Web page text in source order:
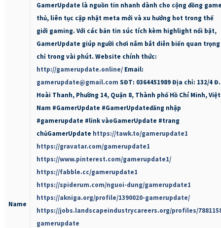
Name
GamerUpdate là nguồn tin nhanh dành cho cộng đồng
thủ, liên tục cập nhật meta mới và xu hướng hot trong thế
giới gaming. Với các bản tin súc tích kèm highlight nổi bật,
GamerUpdate giúp người chơi nắm bắt diễn biến quan trọng
chỉ trong vài phút. Website chính thức:
http://gamerupdate.online/ Email:
gamerupdate@gmail.com SĐT: 0364451989 Địa chỉ: 132/4 Đ.
Hoài Thanh, Phường 14, Quận 8, Thành phố Hồ Chí Minh, Việt
Nam #GamerUpdate #GamerUpdateđăng nhập
#gamerupdate #link vàoGamerUpdate #trang
chủGamerUpdate https://tawk.to/gamerupdate1
https://gravatar.com/gamerupdate1
https://www.pinterest.com/gamerupdate1/
https://fabble.cc/gamerupdate1
https://spiderum.com/nguoi-dung/gamerupdate1
https://akniga.org/profile/1390020-gamerupdate/
https://jobs.landscapeindustrycareers.org/profiles/
gamerupdate